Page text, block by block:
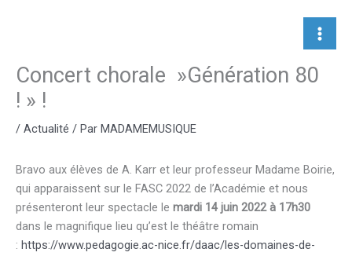
Concert chorale »Génération 80
! » !
/ Actualité / Par MADAMEMUSIQUE
Bravo aux élèves de A. Karr et leur professeur Madame Boirie,
qui apparaissent sur le FASC 2022 de l’Académie et nous
présenteront leur spectacle le mardi 14 juin 2022 à 17h30
dans le magnifique lieu qu’est le théâtre romain
: https://www.pedagogie.ac-nice.fr/daac/les-domaines-de-